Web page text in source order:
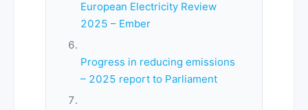
European Electricity Review
2025 – Ember
Progress in reducing emissions
– 2025 report to Parliament